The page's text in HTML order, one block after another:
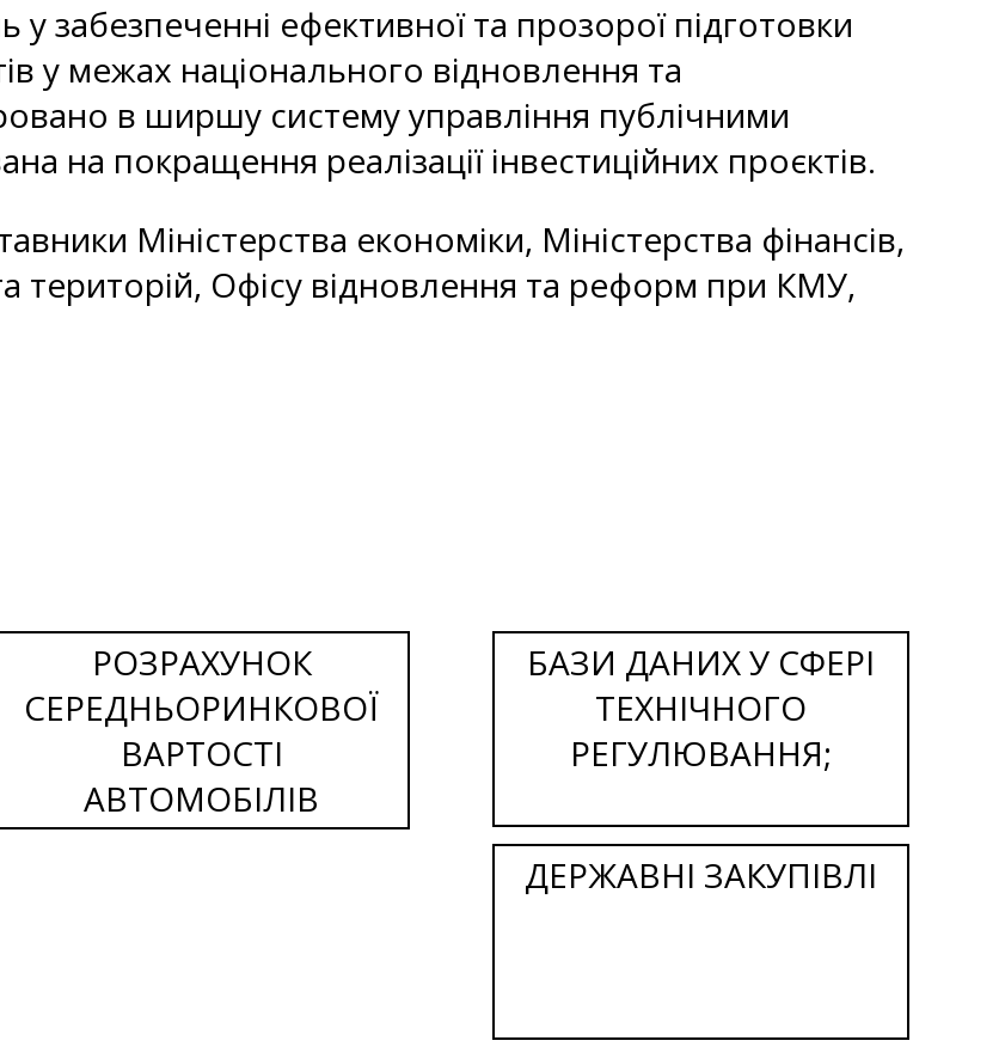
у забезпеченні ефективної та прозорої підготовки
у межах національного відновлення та
в ширшу систему управління публічними
на покращення реалізації інвестиційних проєктів.
Міністерства економіки, Міністерства фінансів,
територій, Офісу відновлення та реформ при КМУ,
РОЗРАХУНОК
СЕРЕДНЬОРИНКОВОЇ
ВАРТОСТІ
АВТОМОБІЛІВ
БАЗИ ДАНИХ У СФЕРІ
ТЕХНІЧНОГО
РЕГУЛЮВАННЯ;
ДЕРЖАВНІ ЗАКУПІВЛІ